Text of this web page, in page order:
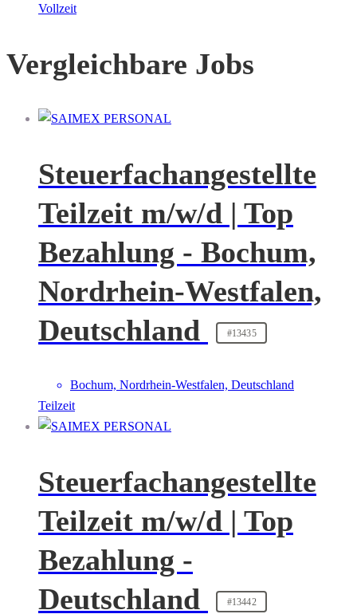
Vollzeit
Vergleichbare Jobs
Steuerfachangestellte
Teilzeit m/w/d | Top
Bezahlung - Bochum,
Nordrhein-Westfalen,
Deutschland
#13435
Bochum, Nordrhein-Westfalen, Deutschland
Teilzeit
Steuerfachangestellte
Teilzeit m/w/d | Top
Bezahlung -
Deutschland
#13442